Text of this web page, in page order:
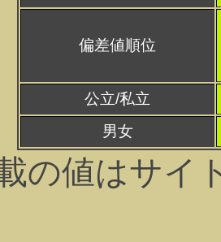
偏差値順位
公立/私立
男女
の値はサイ